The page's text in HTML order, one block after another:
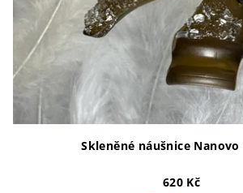
Skleněné náušnice Nanovo
620 Kč